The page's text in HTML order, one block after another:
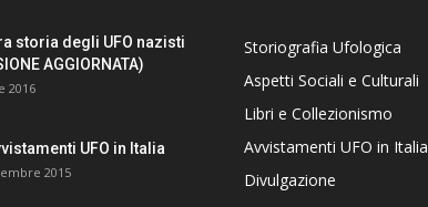
storia degli UFO nazisti
AGGIORNATA)
2016
UFO in Italia
2015
Storiografia Ufologica
Aspetti Sociali e Culturali
Libri e Collezionismo
Avvistamenti UFO in Italia
Divulgazione